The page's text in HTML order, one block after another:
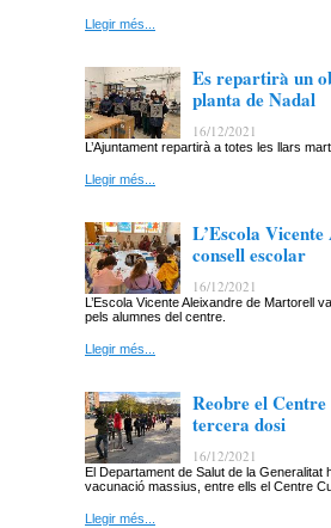
Llegir més...
Es repartirà un
planta de Nadal
16/12/2021
L’Ajuntament repartirà a totes les llars
Llegir més...
L’Escola
consell escolar
16/12/2021
L’Escola Vicente Aleixandre de Martorell
pels alumnes del centre.
Llegir més...
Reobre el
tercera dosi
16/12/2021
El Departament de Salut de la
vacunació massius, entre ells el Centre
Llegir més...